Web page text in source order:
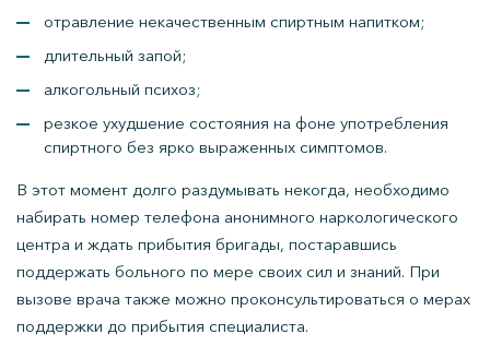
отравление некачественным спиртным напитком;
длительный запой;
алкогольный психоз;
резкое ухудшение состояния на фоне употребления
спиртного без ярко выраженных симптомов.
В этот момент долго раздумывать некогда, необходимо
набирать номер телефона анонимного наркологического
центра и ждать прибытия бригады, постаравшись
поддержать больного по мере своих сил и знаний. При
вызове врача также можно проконсультироваться о мерах
поддержки до прибытия специалиста.